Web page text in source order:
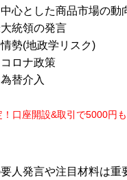
心とした商品市場の動
統領の発言
勢(地政学リスク)
ロナ政策
替介入
口座開設&取引で5000円も
要人発言や注目材料は